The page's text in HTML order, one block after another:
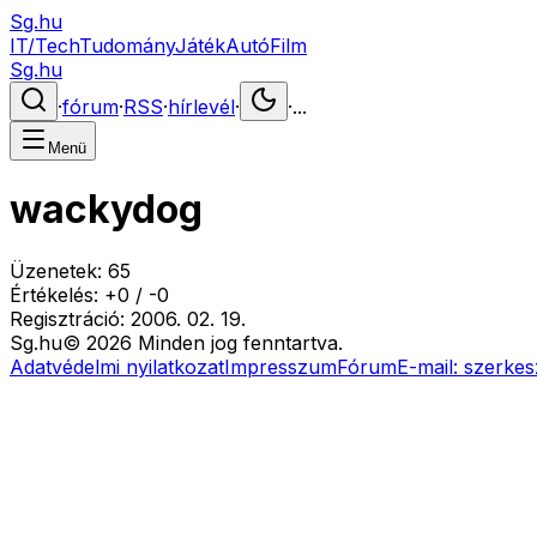
Sg.hu
IT/TechTudományJátékAutóFilm
Sg.hu
·fórum·RSS·hírlevél· ·...
Menü
wackydog
Üzenetek: 65
Értékelés: +0 / -0
Regisztráció: 2006. 02. 19.
Sg.hu© 2026 Minden jog fenntartva.
Adatvédelmi nyilatkozatImpresszumFórumE-mail: